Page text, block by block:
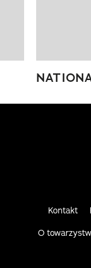
Kontakt
O